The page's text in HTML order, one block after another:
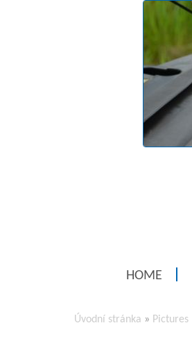
HOME
Úvodní stránka » Pictures